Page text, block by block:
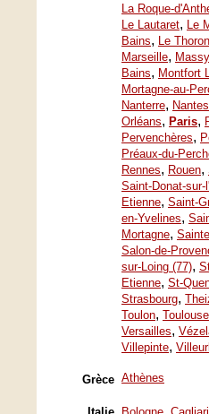
La Roque-
Le Lautaret, Le
Bains, Le
Marseille, Massy
Bains, Montfort
Mortagne-au-
Nanterre, Nantes
Orléans, Paris,
Pervenchères,
Préaux-du-
Rennes, Rouen,
Saint-Donat-sur-
Etienne, Saint-
en-Yvelines,
Mortagne,
Salon-de-
sur-Loing (77),
Etienne, St-
Strasbourg,
Toulon, Toulouse
Versailles,
Villepinte,
Grèce Athènes
,